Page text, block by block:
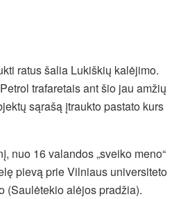
ratus šalia Lukiškių kalėjimo.
trafaretais ant šio jau amžių
sąrašą įtraukto pastato kurs
nuo 16 valandos „sveiko meno“
pievą prie Vilniaus universiteto
(Saulėtekio alėjos pradžia).